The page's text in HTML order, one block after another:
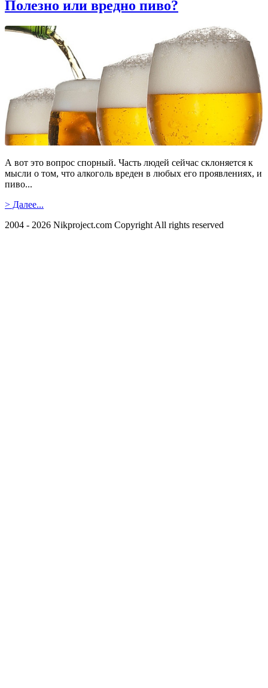
Полезно или вредно пиво?
А вот это вопрос спорный. Часть людей сейчас склоняется к
мысли о том, что алкоголь вреден в любых его проявлениях, и
пиво...
> Далее...
2004 - 2026 Nikproject.com Copyright All rights reserved